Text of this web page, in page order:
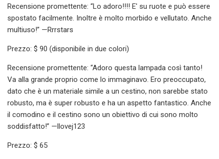
Recensione promettente: “Lo adoro!!!! E' su ruote e può essere
spostato facilmente. Inoltre è molto morbido e vellutato. Anche
multiuso!” —Rrrstars
Prezzo: $ 90 (disponibile in due colori)
Recensione promettente: “Adoro questa lampada così tanto!
Va alla grande proprio come lo immaginavo. Ero preoccupato,
dato che è un materiale simile a un cestino, non sarebbe stato
robusto, ma è super robusto e ha un aspetto fantastico. Anche
il comodino e il cestino sono un obiettivo di cui sono molto
soddisfatto!” —llovej123
Prezzo: $ 65